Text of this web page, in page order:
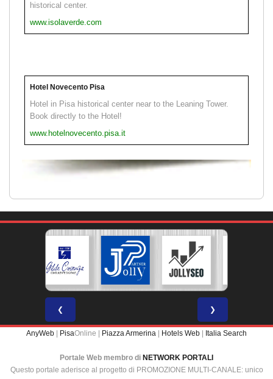
historical center.
www.isolaverde.com
Hotel Novecento Pisa
Hotel in Pisa historical center near to the Leaning Tower.
Book directly to the Hotel!
www.hotelnovecento.pisa.it
❮ ❯
AnyWeb PisaOnline | Piazza Armerina Hotels Web Italia Search
Portale Web membro di NETWORK PORTALI
Questo portale aderisce al progetto di PROMOZIONE MULTI-CANALE: unico